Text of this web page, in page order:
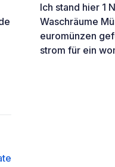
Ich stand hier 1
Waschräume
euromünzen
strom für ein